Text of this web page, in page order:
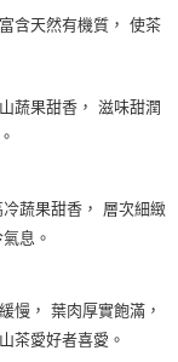
算日後寄送繳費提
大直營門市／銀行轉
店將買賣／分期付款
帳款。
蒐集、處理及利用，
userRule
。
成。
要取消訂單，請聯絡
，需透過AFTEE先享
示為準，若有關於
繫「AFTEE先享後付
support/home
含天然有機質， 使茶
蔬果甜香， 滋味甜潤
蔬果甜香， 層次細緻
息。
慢， 葉肉厚實飽滿，
茶愛好者喜愛。